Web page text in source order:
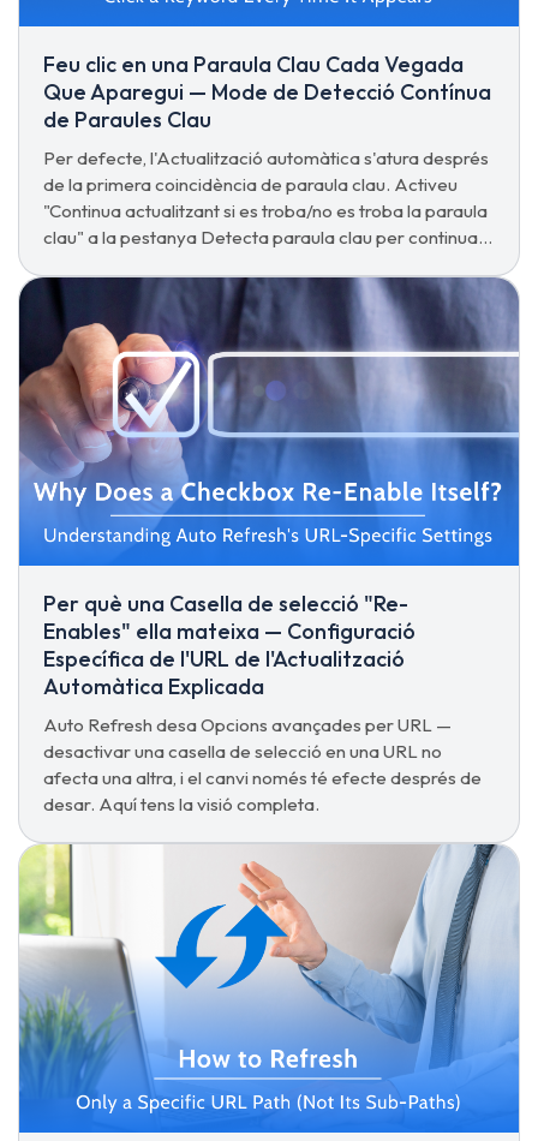
Feu clic en una Paraula Clau Cada Vegada
Que Aparegui — Mode de Detecció Contínua
de Paraules Clau
Per defecte, l'Actualització automàtica s'atura després
de la primera coincidència de paraula clau. Activeu
"Continua actualitzant si es troba/no es troba la paraula
clau" a la pestanya Detecta paraula clau per continuar
Per què una Casella de selecció "Re-
Enables" ella mateixa — Configuració
Específica de l'URL de l'Actualització
Automàtica Explicada
Auto Refresh desa Opcions avançades per URL —
desactivar una casella de selecció en una URL no
afecta una altra, i el canvi només té efecte després de
desar. Aquí tens la visió completa.